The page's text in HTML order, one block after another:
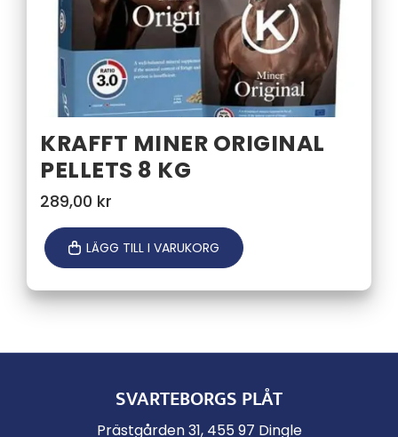
KRAFFT MINER ORIGINAL
PELLETS 8 KG
289,00 kr
LÄGG TILL I VARUKORG
SVARTEBORGS PLÅT
Prästgården 31, 455 97 Dingle